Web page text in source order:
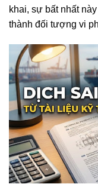
khai, sự bất nhất
thành đối tượng vi